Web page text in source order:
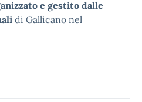
e gestito dalle
di Gallicano nel